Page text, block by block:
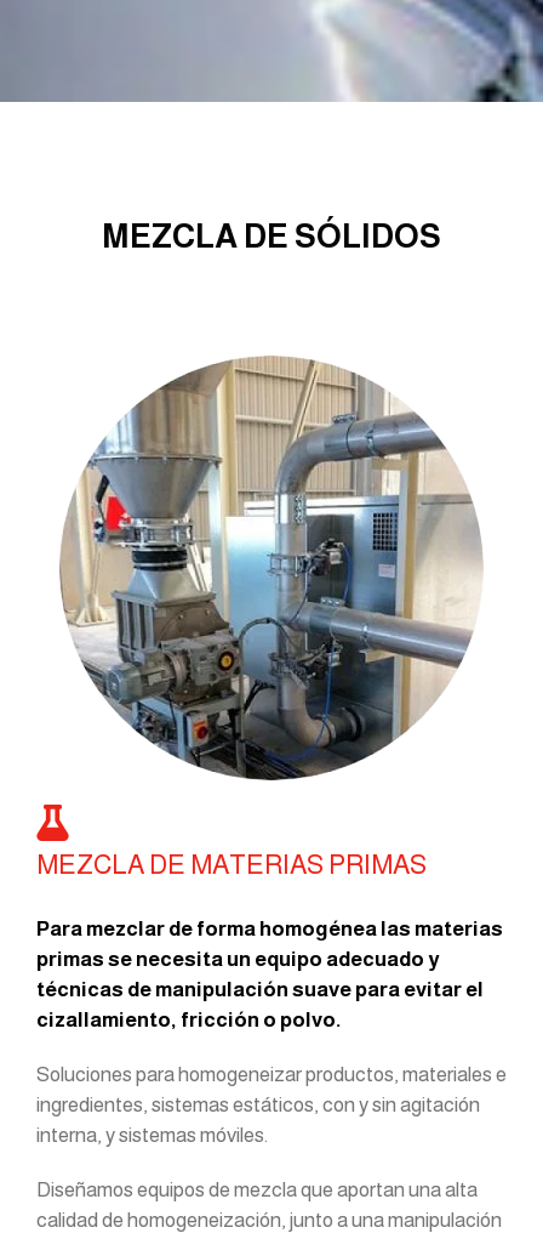
MEZCLA DE SÓLIDOS
MEZCLA DE MATERIAS PRIMAS
Para mezclar de forma homogénea las materias
primas se necesita un equipo adecuado y
técnicas de manipulación suave para evitar el
cizallamiento, fricción o polvo.
Soluciones para homogeneizar productos, materiales e
ingredientes, sistemas estáticos, con y sin agitación
interna, y sistemas móviles.
Diseñamos equipos de mezcla que aportan una alta
calidad de homogeneización, junto a una manipulación